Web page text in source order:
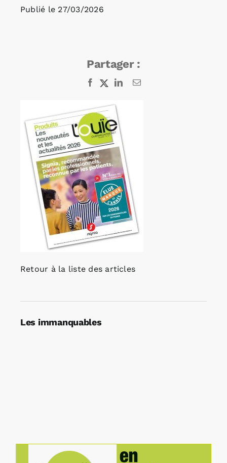
Publié le 27/03/2026
Partager :
Facebook
X LinkedInEmail
Retour à la liste des articles
Les immanquables